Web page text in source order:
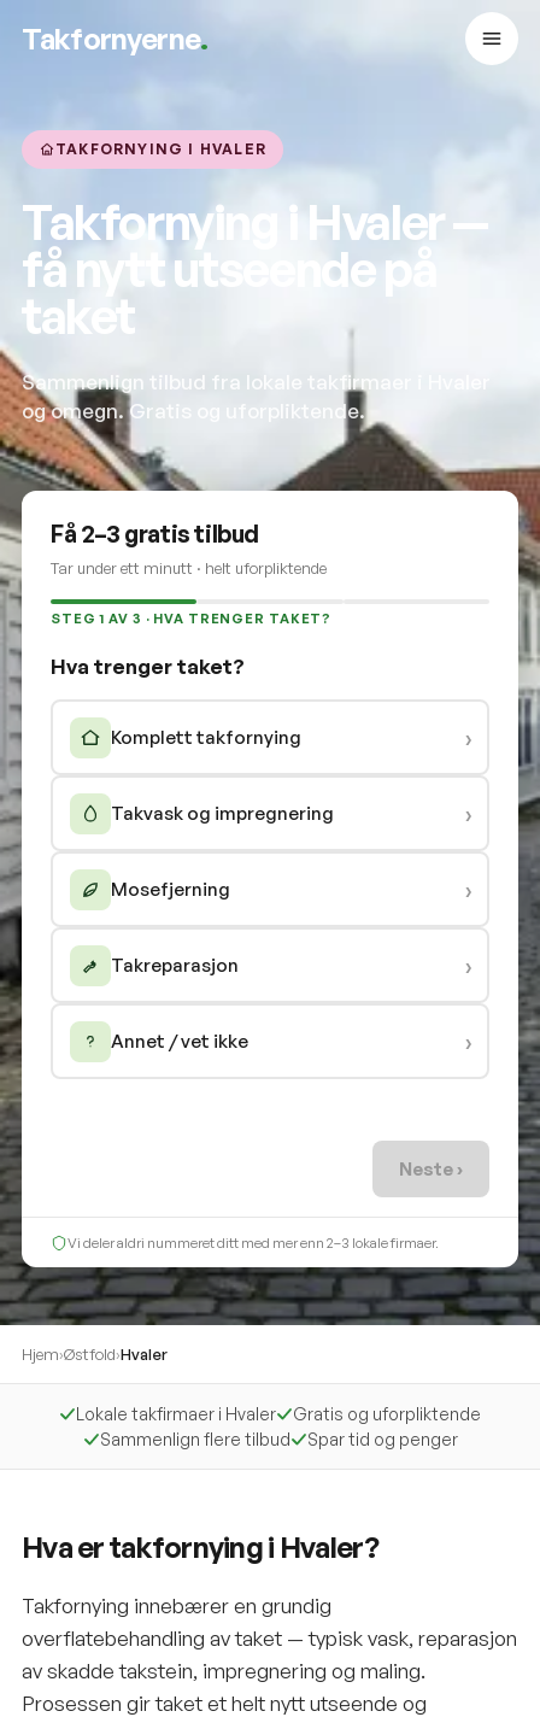
Takfornyerne.
TAKFORNYING I HVALER
Takfornying i Hvaler —
få nytt utseende på
taket
Sammenlign tilbud fra lokale takfirmaer i Hvaler
og omegn. Gratis og uforpliktende.
Få 2–3 gratis tilbud
Tar under ett minutt · helt uforpliktende
STEG 1 AV 3 · HVA TRENGER TAKET?
Hva trenger taket?
Komplett takfornying ›
Takvask og impregnering ›
Mosefjerning ›
Takreparasjon ›
Annet / vet ikke ›
Neste ›
Vi deler aldri nummeret ditt med mer enn 2–3 lokale firmaer.
Hjem›Østfold›Hvaler
Lokale takfirmaer i Hvaler
Gratis og uforpliktende
Sammenlign flere tilbud
Spar tid og penger
Hva er takfornying i Hvaler?
Takfornying innebærer en grundig
overflatebehandling av taket — typisk vask, reparasjon
av skadde takstein, impregnering og maling.
Prosessen gir taket et helt nytt utseende og